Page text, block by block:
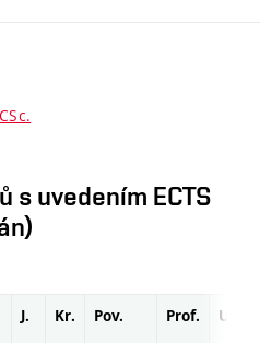
s uvedením ECTS
J. Kr. Pov. Prof. Uk.